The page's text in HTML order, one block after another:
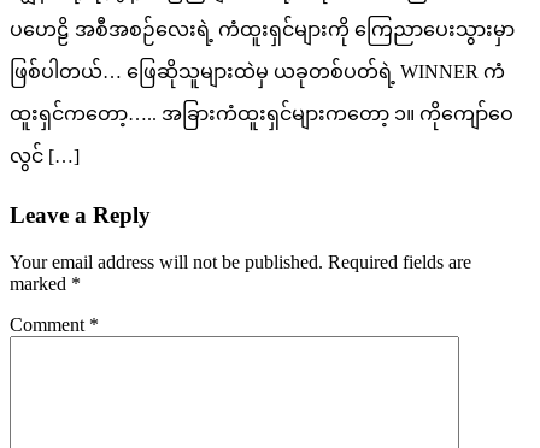
ပဟေဠိ အစီအစဉ်လေးရဲ့ ကံထူးရှင်များကို ကြေညာပေးသွားမှာ
ဖြစ်ပါတယ်… ဖြေဆိုသူများထဲမှ ယခုတစ်ပတ်ရဲ့ WINNER ကံ
ထူးရှင်ကတော့….. အခြားကံထူးရှင်များကတော့ ၁။ ကိုကျော်ဝေ
လွင် […]
Leave a Reply
Your email address will not be published. Required fields are
marked *
Comment *